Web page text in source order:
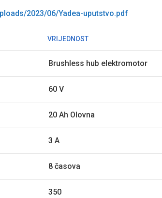
2023/06/Yadea-uputstvo.pdf
VRIJEDNOST
Brushless hub elektromotor
60 V
20 Ah Olovna
3 A
8 časova
350